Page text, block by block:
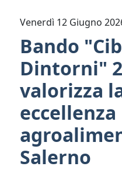
Venerdì 12 Giugno
Bando
Dintorni"
valorizza
eccellenza
Salerno